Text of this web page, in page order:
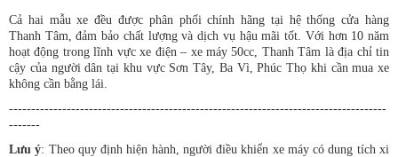
Cả hai mẫu xe đều được phân phối chính hãng tại hệ thống cửa hàng
Thanh Tâm, đảm bảo chất lượng và dịch vụ hậu mãi tốt. Với hơn 10 năm
hoạt động trong lĩnh vực xe điện – xe máy 50cc, Thanh Tâm là địa chỉ tin
cậy của người dân tại khu vực Sơn Tây, Ba Vì, Phúc Thọ khi cần mua xe
không cần bằng lái.
-------------------------------------------------------------------------------------
-------
Lưu ý: Theo quy định hiện hành, người điều khiển xe máy có dung tích xi